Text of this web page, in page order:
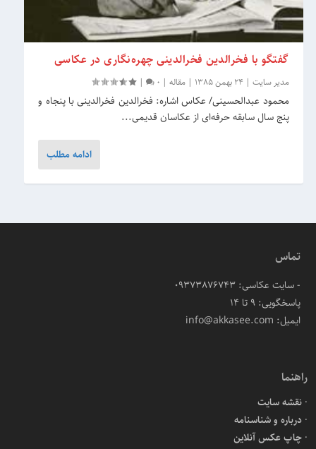
گفتگو با فخرالدین فخرالدینی چهره‌نگاری در عکاسی
مدیر سایت | 24 بهمن 1385 |مقاله |
0
|
محمود عبدالحسینی/ عکاس اشاره: فخرالدین فخرالدینی با پنجاه و
پنج سال سابقه حرفه‌ای از عکاسان قدیمی...
ادامه مطلب
تماس
- سایت عکاسی: 09373876743
پاسخگویی: ۹ تا ۱۴
ایمیل: info@akkasee.com
راهنما
نقشه سایت
درباره و شناسنامه
چاپ عکس آنلاین